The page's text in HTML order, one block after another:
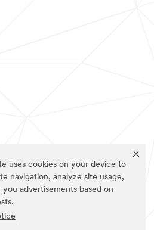
uses cookies on your device to
navigation, analyze site usage,
you advertisements based on